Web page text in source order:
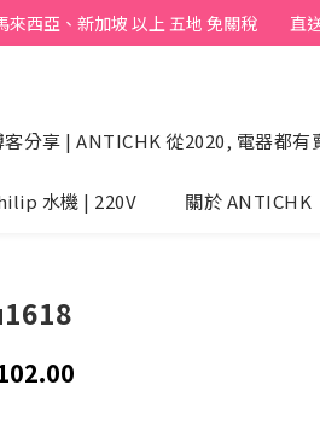
西亞、新加坡 以上 五地 免關稅         直
分享 | ANTICHK 從2020, 電器都有
水機 | 220V 關於 ANTICHK